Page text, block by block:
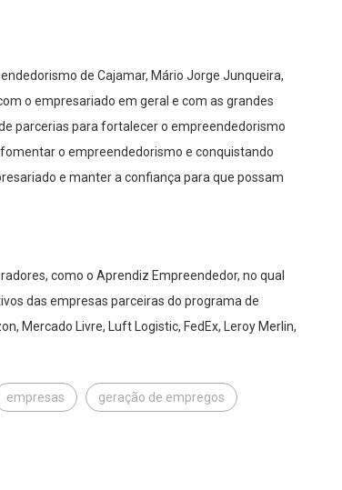
de Cajamar, Mário Jorge Junqueira,
o empresariado em geral e com as grandes
parcerias para fortalecer o empreendedorismo
o empreendedorismo e conquistando
e manter a confiança para que possam
como o Aprendiz Empreendedor, no qual
das empresas parceiras do programa de
Mercado Livre, Luft Logistic, FedEx, Leroy Merlin,
empresas geração de empregos